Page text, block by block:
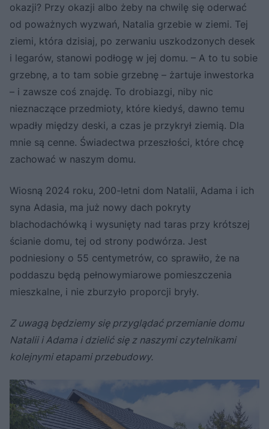
okazji? Przy okazji albo żeby na chwilę się oderwać
od poważnych wyzwań, Natalia grzebie w ziemi. Tej
ziemi, która dzisiaj, po zerwaniu uszkodzonych desek
i legarów, stanowi podłogę w jej domu. – A to tu sobie
grzebnę, a to tam sobie grzebnę – żartuje inwestorka
– i zawsze coś znajdę. To drobiazgi, niby nic
nieznaczące przedmioty, które kiedyś, dawno temu
wpadły między deski, a czas je przykrył ziemią. Dla
mnie są cenne. Świadectwa przeszłości, które chcę
zachować w naszym domu.
Wiosną 2024 roku, 200-letni dom Natalii, Adama i ich
syna Adasia, ma już nowy dach pokryty
blachodachówką i wysunięty nad taras przy krótszej
ścianie domu, tej od strony podwórza. Jest
podniesiony o 55 centymetrów, co sprawiło, że na
poddaszu będą pełnowymiarowe pomieszczenia
mieszkalne, i nie zburzyło proporcji bryły.
Z uwagą będziemy się przyglądać przemianie domu
Natalii i Adama i dzielić się z naszymi czytelnikami
kolejnymi etapami przebudowy.